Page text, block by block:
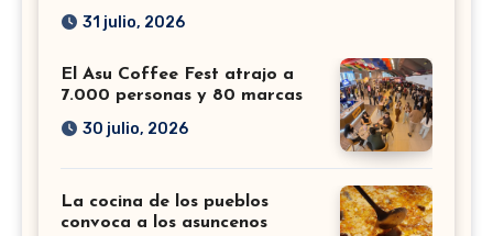
31 julio, 2026
El Asu Coffee Fest atrajo a
7.000 personas y 80 marcas
30 julio, 2026
La cocina de los pueblos
convoca a los asuncenos